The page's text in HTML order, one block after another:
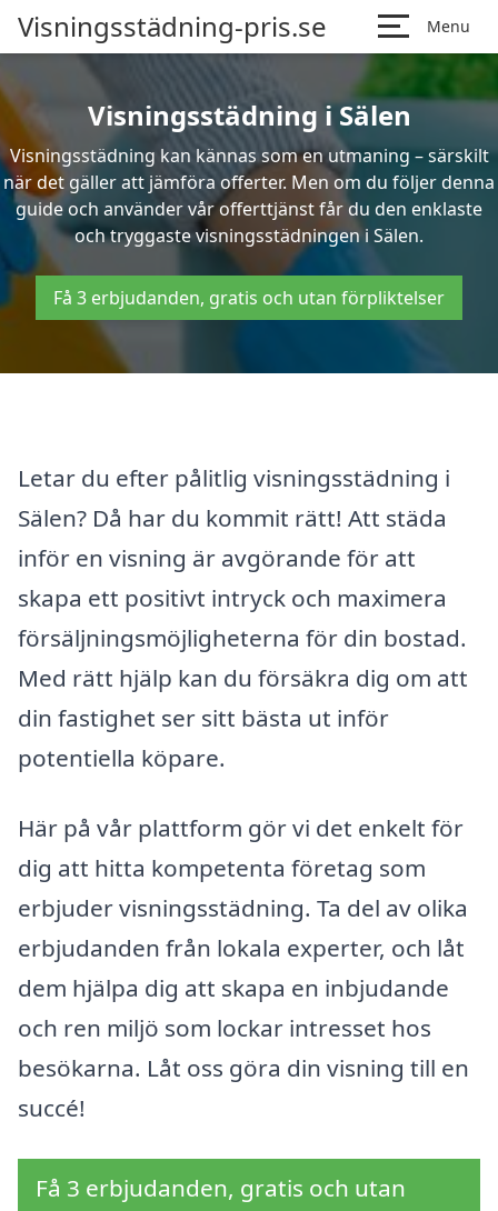
Visningsstädning-pris.se Menu
Visningsstädning i Sälen
Visningsstädning kan kännas som en utmaning – särskilt
när det gäller att jämföra offerter. Men om du följer denna
guide och använder vår offerttjänst får du den enklaste
och tryggaste visningsstädningen i Sälen.
Få 3 erbjudanden, gratis och utan förpliktelser
Letar du efter pålitlig visningsstädning i
Sälen? Då har du kommit rätt! Att städa
inför en visning är avgörande för att
skapa ett positivt intryck och maximera
försäljningsmöjligheterna för din bostad.
Med rätt hjälp kan du försäkra dig om att
din fastighet ser sitt bästa ut inför
potentiella köpare.
Här på vår plattform gör vi det enkelt för
dig att hitta kompetenta företag som
erbjuder visningsstädning. Ta del av olika
erbjudanden från lokala experter, och låt
dem hjälpa dig att skapa en inbjudande
och ren miljö som lockar intresset hos
besökarna. Låt oss göra din visning till en
succé!
Få 3 erbjudanden, gratis och utan